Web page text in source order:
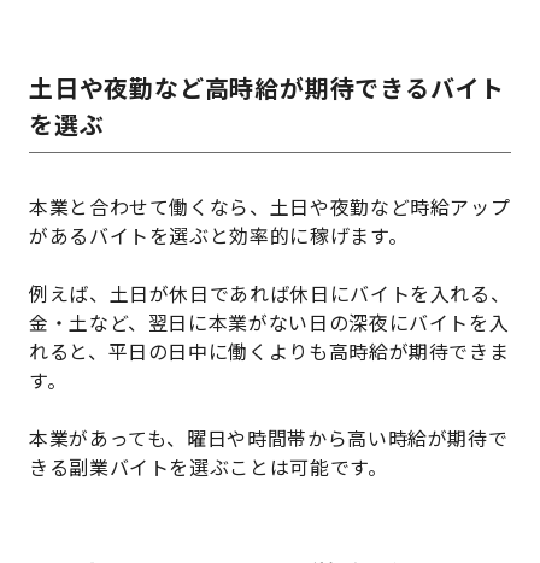
土日や夜勤など高時給が期待できるバイト
を選ぶ
本業と合わせて働くなら、土日や夜勤など時給アップ
があるバイトを選ぶと効率的に稼げます。
例えば、土日が休日であれば休日にバイトを入れる、
金・土など、翌日に本業がない日の深夜にバイトを入
れると、平日の日中に働くよりも高時給が期待できま
す。
本業があっても、曜日や時間帯から高い時給が期待で
きる副業バイトを選ぶことは可能です。